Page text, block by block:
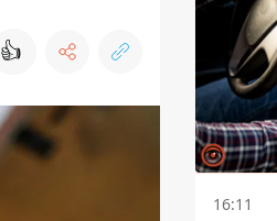
👍
16:11